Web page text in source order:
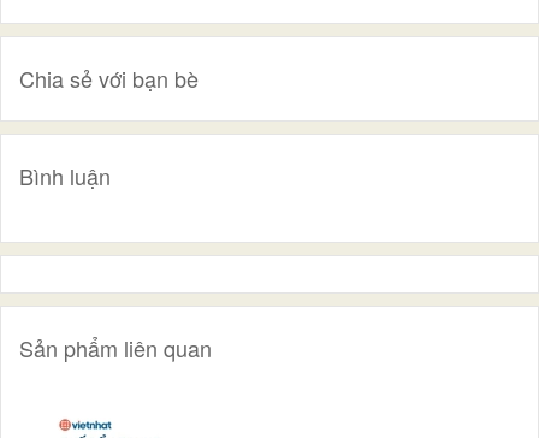
Chia sẻ với bạn bè
Bình luận
Sản phẩm liên quan